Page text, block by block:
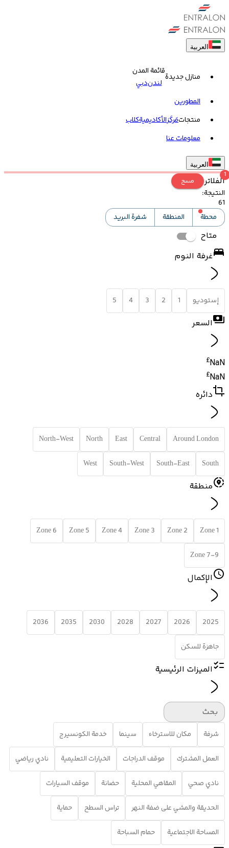
العربية
منازل جديدة
قائمة المدن
لندندبي
المطورين
منتجاتمَركَزالأكاديميةکلاب
معلومات عنا
العربية
الفلاتر
1
مسح
النتيجة:
61
محطة
المنطقة شفرة البريد
متاح
غرفة النوم
إستوديو 1
2
3
4
5
السعر
NaN
£
NaN
£
دائره
Around London
Central
East
North
North-West
South
South-East
South-West
West
منطقة
Zone 1
Zone 2
Zone 3
Zone 4
Zone 5
Zone 6
Zone 7-9
الإكمال
2025
2026
2027
2028
2030
2035
2036
جاهزة للسكن
الميزات الرئيسية
بحث
شرفة مكان للاسترخاء سينما خدمة الكونسيرج
العمل المشترك موقف الدراجات الخيارات التعليمية نادي رياضي
نادي صحي المقاهي المحلية حضانة موقف السيارات
الحديقة والمشي على ضفة النهر تراس السطح حماية
المساحة الاجتماعية حمام السباحة